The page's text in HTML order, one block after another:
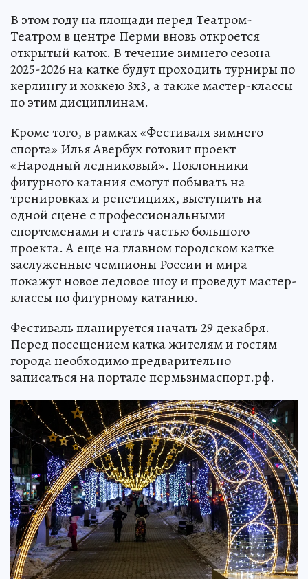
В этом году на площади перед Театром-
Театром в центре Перми вновь откроется
открытый каток. В течение зимнего сезона
2025-2026 на катке будут проходить турниры по
керлингу и хоккею 3х3, а также мастер-классы
по этим дисциплинам.
Кроме того, в рамках «Фестиваля зимнего
спорта» Илья Авербух готовит проект
«Народный ледниковый». Поклонники
фигурного катания смогут побывать на
тренировках и репетициях, выступить на
одной сцене с профессиональными
спортсменами и стать частью большого
проекта. А еще на главном городском катке
заслуженные чемпионы России и мира
покажут новое ледовое шоу и проведут мастер-
классы по фигурному катанию.
Фестиваль планируется начать 29 декабря.
Перед посещением катка жителям и гостям
города необходимо предварительно
записаться на портале пермьзимаспорт.рф.